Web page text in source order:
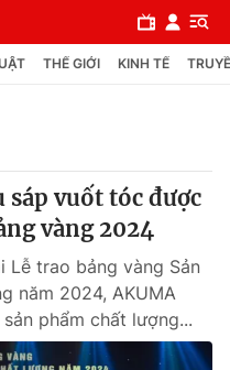
THẾ GIỚI KINH TẾ
vuốt tóc được
vàng 2024
Lễ trao bảng vàng Sản
năm 2024, AKUMA
phẩm chất lượng...